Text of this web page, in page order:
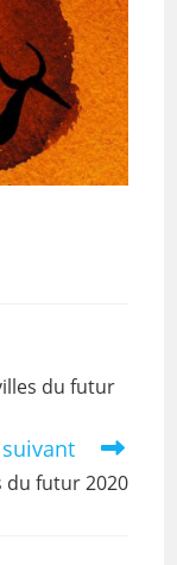
du futur
du futur 2020